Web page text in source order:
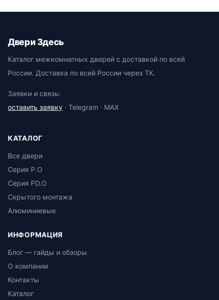
Двери Здесь
Каталог межкомнатных дверей с доставкой по всей
России. Доставка по всей России через ТК.
Заявки и связь:
оставить заявку · Telegram · MAX
КАТАЛОГ
Все двери
Серия P.O
Серия PD.O
Скрытого монтажа
Алюминиевые
ИНФОРМАЦИЯ
Блог — гайды и обзоры
О компании
Контакты
Каталог